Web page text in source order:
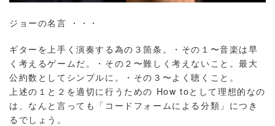
ジョーの名言 ・・・
ギターを上手く演奏する為の３箇条。・その１〜音楽は早
く考えるゲームだ。・その２〜難しく考えないこと。最大
公約数としてシンプルに。・その３〜よく聴くこと。
上述の１と２を適切に行うための How toとして理想的なの
は、なんと言っても「コードフォームによる分類」につき
るでしょう。